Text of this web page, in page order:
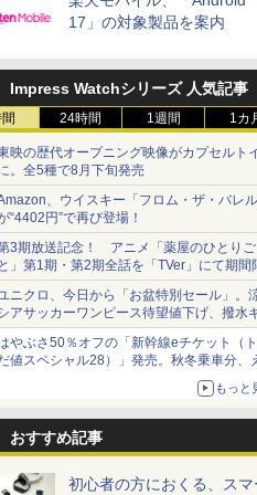
17」の対象製品を案内
Impress Watchシリーズ 人気記事
24時間 1週間 1カ
映の歴代オープニング映像がカプセルト
。全5種で8月下旬発売
、ウイスキー「フロム・ザ・バレル
“4402円”で再び登場！
3期放送記念！ アニメ「薬屋のひとりご
」第1期・第2期全話を「TVer」にて期間
順次無料配信開始
ニクロ、今日から「お盆特別セール」。
アサッカーワンピース待望値下げ、撥水
ョーツは1990円に
やぶさ50％オフの「新幹線eチケット（
値スペシャル28）」発売。秋冬乗車分、
もっと
おすすめ記事
初心者の方におくる、スマ